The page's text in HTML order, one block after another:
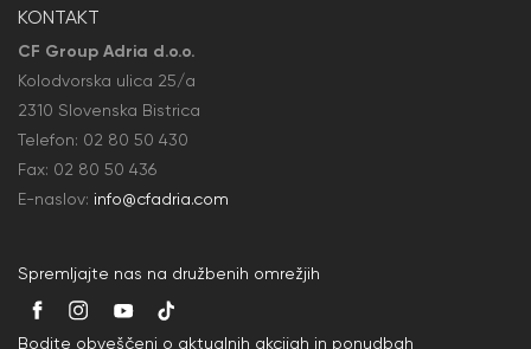
KONTAKT
CF Group Adria d.o.o.
Kolodvorska ulica 25/a
2310 Slovenska Bistrica
Telefon: 02 80 50 430
Fax: 02 80 50 436
E-naslov: info@cfadria.com
Spremljajte nas na družbenih omrežjih
Bodite obveščeni o aktualnih akcijah in ponudbah